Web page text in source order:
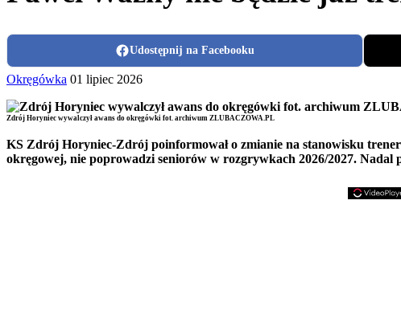
Udostępnij na Facebooku
Okręgówka 01 lipiec 2026
Zdrój Horyniec wywalczył awans do okręgówki fot. archiwum ZLUBACZOWA.PL
KS Zdrój Horyniec-Zdrój poinformował o zmianie na stanowisku
okręgowej, nie poprowadzi seniorów w rozgrywkach 2026/2027.